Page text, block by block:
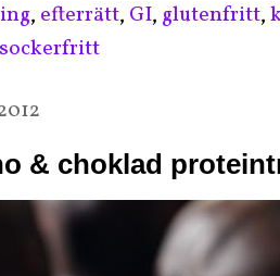
, efterrätt, GI, glutenfritt,
sockerfritt
& choklad